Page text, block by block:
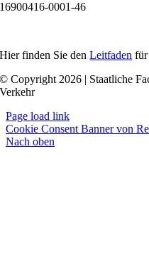
16900416-0001-46
Hier finden Sie denLeitfaden für
© Copyright 2026 | Staatliche
Verkehr
Page load link
Cookie Consent Banner von
Nach oben